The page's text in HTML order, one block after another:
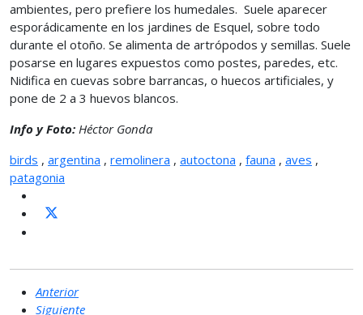
ambientes, pero prefiere los humedales. Suele aparecer
esporádicamente en los jardines de Esquel, sobre todo
durante el otoño. Se alimenta de artrópodos y semillas. Suele
posarse en lugares expuestos como postes, paredes, etc.
Nidifica en cuevas sobre barrancas, o huecos artificiales, y
pone de 2 a 3 huevos blancos.
Info y Foto: Héctor Gonda
birds , argentina , remolinera , autoctona , fauna , aves ,
patagonia
Anterior
Siguiente